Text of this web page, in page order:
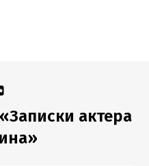
актера